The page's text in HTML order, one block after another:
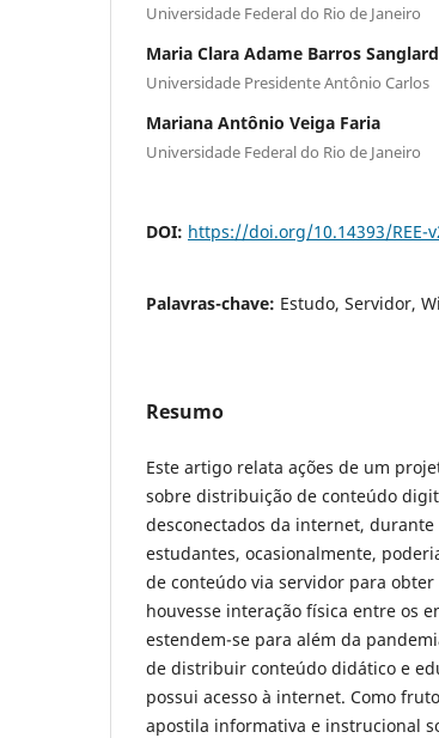
Universidade Federal do Rio de Janeiro
Maria Clara Adame Barros Sanglard
Universidade Presidente Antônio Carlos
Mariana Antônio Veiga Faria
Universidade Federal do Rio de Janeiro
DOI: https://doi.org/10.14393/REE-
Palavras-chave: Estudo, Servidor,
Resumo
Este artigo relata ações de um
sobre distribuição de conteúdo
desconectados da internet,
estudantes, ocasionalmente,
de conteúdo via servidor para
houvesse interação física entre os
estendem-se para além da
de distribuir conteúdo didático e
possui acesso à internet. Como
apostila informativa e instrucional